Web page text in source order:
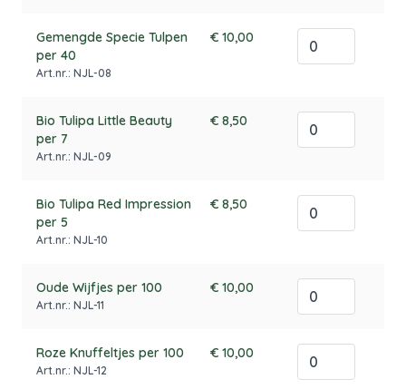
Gemengde Specie Tulpen
per 40
Art.nr.: NJL-08
€ 10,00
Bio Tulipa Little Beauty
per 7
Art.nr.: NJL-09
€ 8,50
Bio Tulipa Red Impression
per 5
Art.nr.: NJL-10
€ 8,50
Oude Wijfjes per 100
Art.nr.: NJL-11
€ 10,00
Roze Knuffeltjes per 100
Art.nr.: NJL-12
€ 10,00